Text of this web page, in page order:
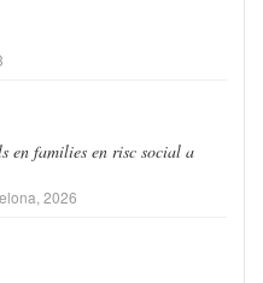
en families en risc social a
, 2026